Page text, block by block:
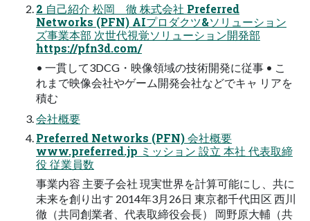
2 自己紹介 松岡 徹 株式会社 Preferred
Networks (PFN) AIプロダクツ&ソリューション
ズ事業本部 次世代視覚ソリューション開発部
https://pfn3d.com/
• 一貫して3DCG・映像領域の技術開発に従事 • こ
れまで映像会社やゲーム開発会社などでキャ リアを
積む
会社概要
Preferred Networks (PFN) 会社概要
www.preferred.jp ミッション 設⽴ 本社 代表取締
役 従業員数
事業内容 主要⼦会社 現実世界を計算可能にし、共に
未来を創り出す 2014年3⽉26⽇ 東京都千代⽥区 ⻄川
徹（共同創業者、代表取締役会⻑） 岡野原⼤輔（共